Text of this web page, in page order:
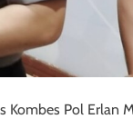
Kombes Pol Erlan